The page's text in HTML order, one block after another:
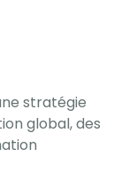
stratégie
global, des